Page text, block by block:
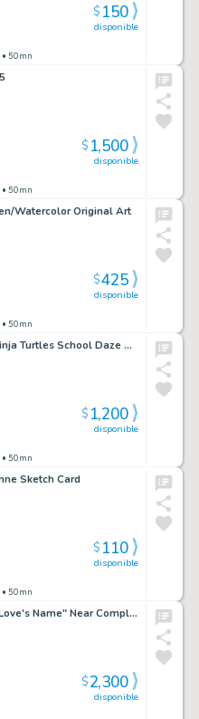
• 50mn
disponible
$150
• 50mn
disponible
$1,500
Watercolor Original Art
• 50mn
disponible
$425
Teenage Mutant Ninja Turtles School Daze Adventure to Color Original Cover Art
• 50mn
disponible
$1,200
Sketch Card
• 50mn
disponible
$110
Time Warp #3 "In Love's Name" Near Complete Story
disponible
$2,300